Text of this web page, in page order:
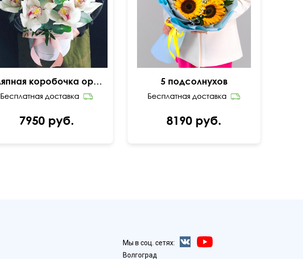
Шляпная коробочка орхидей
7950 руб.
5 подсолнухов
8190 руб.
Мы в соц. сетях:
Волгоград